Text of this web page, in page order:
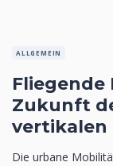
ALLGEMEIN
Fliegende
Zukunft
vertikalen
Die urbane